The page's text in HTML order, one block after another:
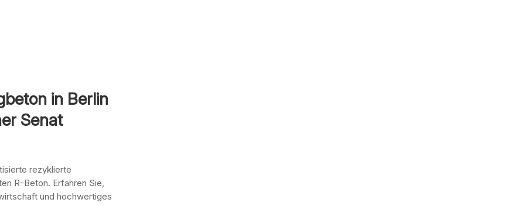
in Berlin
Senat
rezyklierte
R-Beton. Erfahren Sie,
und hochwertiges